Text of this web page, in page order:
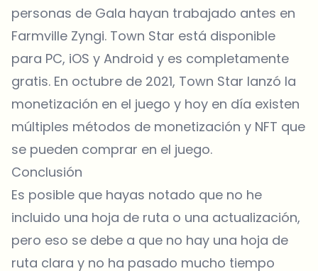
personas de Gala hayan trabajado antes en
Farmville Zyngi. Town Star está disponible
para PC, iOS y Android y es completamente
gratis. En octubre de 2021, Town Star lanzó la
monetización en el juego y hoy en día existen
múltiples métodos de monetización y NFT que
se pueden comprar en el juego.
Conclusión
Es posible que hayas notado que no he
incluido una hoja de ruta o una actualización,
pero eso se debe a que no hay una hoja de
ruta clara y no ha pasado mucho tiempo